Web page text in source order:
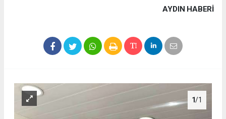
AYDIN HABERİ
1/1